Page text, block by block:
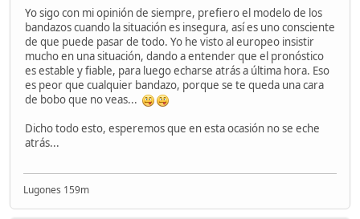
Yo sigo con mi opinión de siempre, prefiero el modelo de los
bandazos cuando la situación es insegura, así es uno consciente
de que puede pasar de todo. Yo he visto al europeo insistir
mucho en una situación, dando a entender que el pronóstico
es estable y fiable, para luego echarse atrás a última hora. Eso
es peor que cualquier bandazo, porque se te queda una cara
de bobo que no veas...
Dicho todo esto, esperemos que en esta ocasión no se eche
atrás...
Lugones 159m